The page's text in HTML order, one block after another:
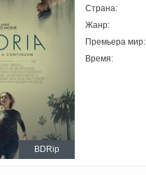
BDRip
Страна:
Жанр:
Премьера мир:
Время: